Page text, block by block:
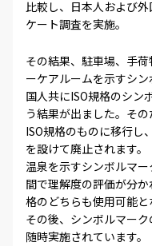
比較し、日本人および
ケート調査を実施。
その結果、駐車場、手
ーケアルームを示すシ
国人共にISO規格のシン
う結果が出ました。そ
ISO規格のものに移行し
を設けて廃止されます。
温泉を示すシンボルマ
間で理解度の評価が分
格のどちらも使用可能と
その後、シンボルマーク
随時実施されています。